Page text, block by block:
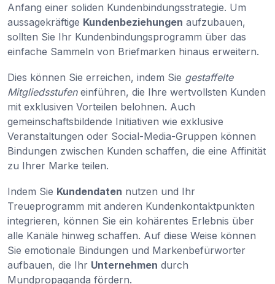
Anfang einer soliden Kundenbindungsstrategie. Um
aussagekräftige Kundenbeziehungen aufzubauen,
sollten Sie Ihr Kundenbindungsprogramm über das
einfache Sammeln von Briefmarken hinaus erweitern.
Dies können Sie erreichen, indem Sie gestaffelte
Mitgliedsstufeneinführen, die Ihre wertvollsten Kunden
mit exklusiven Vorteilen belohnen. Auch
gemeinschaftsbildende Initiativen wie exklusive
Veranstaltungen oder Social-Media-Gruppen können
Bindungen zwischen Kunden schaffen, die eine Affinität
zu Ihrer Marke teilen.
Indem Sie Kundendaten nutzen und Ihr
Treueprogramm mit anderen Kundenkontaktpunkten
integrieren, können Sie ein kohärentes Erlebnis über
alle Kanäle hinweg schaffen. Auf diese Weise können
Sie emotionale Bindungen und Markenbefürworter
aufbauen, die Ihr Unternehmen durch
Mundpropaganda fördern.